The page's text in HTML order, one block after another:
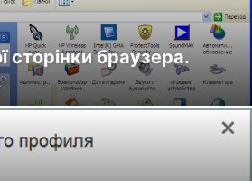
сторінки браузера.